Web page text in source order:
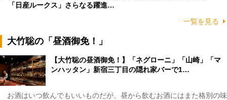
「日産ルークス」さらなる躍進…
一覧を見る
大竹聡の「昼酒御免！」
【大竹聡の昼酒御免！】「ネグローニ」「山崎」「マ
ンハッタン」新宿三丁目の隠れ家バーで1…
お酒はいつ飲んでもいいものだが、昼から飲むお酒にはまた格別の味